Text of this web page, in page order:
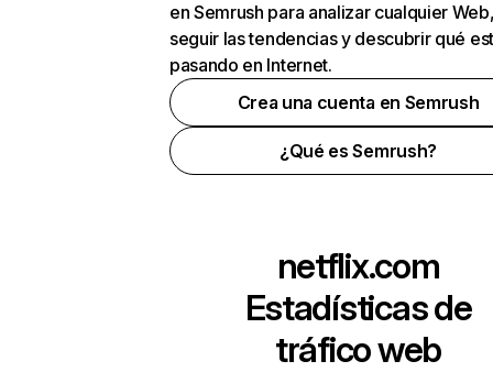
en Semrush para analizar cualquier
seguir las tendencias y descubrir qué
pasando en Internet.
Crea una cuenta en Semrush
¿Qué es Semrush?
netflix.com
Estadísticas de
tráfico web